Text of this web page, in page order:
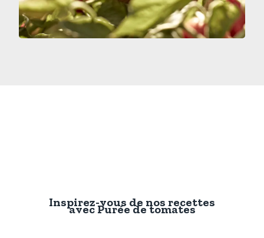
Inspirez-vous de nos recettes
avec Purée de tomates